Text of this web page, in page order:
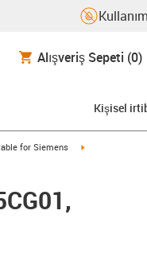
Alışveriş Sepeti (0)
Kişisel
arrow-right
for Siemens